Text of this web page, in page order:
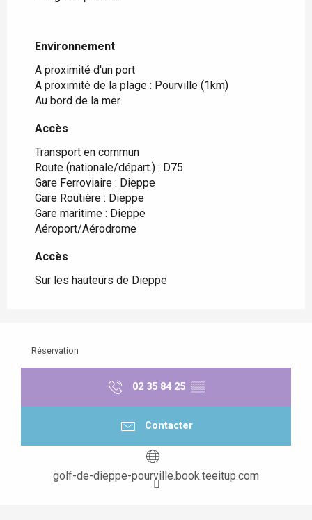
Environnement
Environnement
A proximité d'un port
A proximité de la plage : Pourville (1km)
Au bord de la mer
Accès
Accès
Transport en commun
Route (nationale/départ.) : D75
Gare Ferroviaire : Dieppe
Gare Routière : Dieppe
Gare maritime : Dieppe
Aéroport/Aérodrome
Accès
Accès
Sur les hauteurs de Dieppe
Réservation
02 35 84 25 ▒▒
Contacter
golf-de-dieppe-pourville.book.teeitup.com